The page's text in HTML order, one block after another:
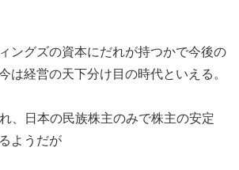
ングズの資本にだれが持つかで今後の
は経営の天下分け目の時代といえる。
、日本の民族株主のみで株主の安定
ようだが